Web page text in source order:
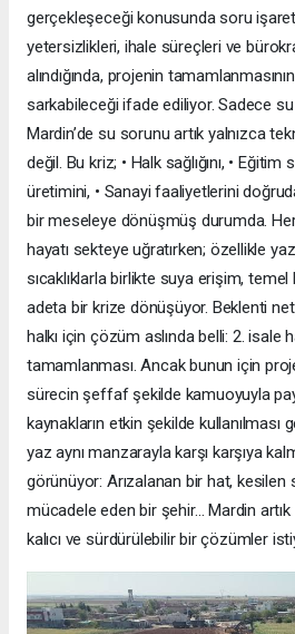
gerçekleşeceği konusunda soru
yetersizlikleri, ihale süreçleri ve
alındığında, projenin
sarkabileceği ifade ediliyor. Sadece
Mardin’de su sorunu artık yalnızca
değil. Bu kriz; • Halk sağlığını, • Eğitim
üretimini, • Sanayi faaliyetlerini
bir meseleye dönüşmüş durumda.
hayatı sekteye uğratırken; özellikle
sıcaklıklarla birlikte suya erişim, temel
adeta bir krize dönüşüyor. Beklenti
halkı için çözüm aslında belli: 2. isale
tamamlanması. Ancak bunun için
sürecin şeffaf şekilde kamuoyuyla
kaynakların etkin şekilde kullanılması
yaz aynı manzarayla karşı karşıya
görünüyor: Arızalanan bir hat, kesilen
mücadele eden bir şehir… Mardin
kalıcı ve sürdürülebilir bir çözümler